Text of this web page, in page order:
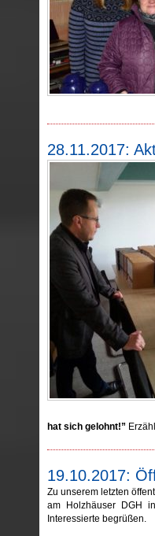
28.11.2017:
hat sich gelohnt!”
19.10.2017:
Zu unserem letzten
am Holzhäuser DGH
Interessierte begrüßen.